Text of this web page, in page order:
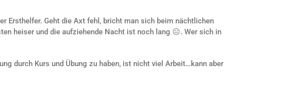
Ersthelfer. Geht die Axt fehl, bricht man sich beim nächtlichen
heiser und die aufziehende Nacht ist noch lang ☹. Wer sich in
durch Kurs und Übung zu haben, ist nicht viel Arbeit…kann aber